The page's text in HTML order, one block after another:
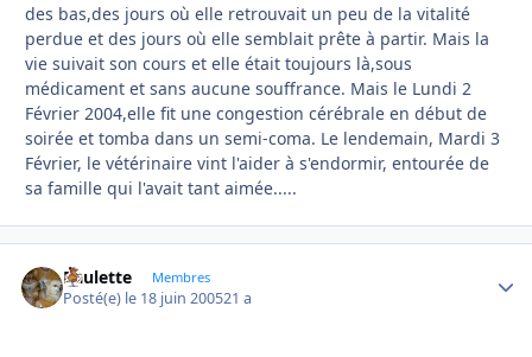
des bas,des jours où elle retrouvait un peu de la vitalité
perdue et des jours où elle semblait prête à partir. Mais la
vie suivait son cours et elle était toujours là,sous
médicament et sans aucune souffrance. Mais le Lundi 2
Février 2004,elle fit une congestion cérébrale en début de
soirée et tomba dans un semi-coma. Le lendemain, Mardi 3
Février, le vétérinaire vint l'aider à s'endormir, entourée de
sa famille qui l'avait tant aimée.....
Paulette Membres
Posté(e) le 18 juin 200521 a